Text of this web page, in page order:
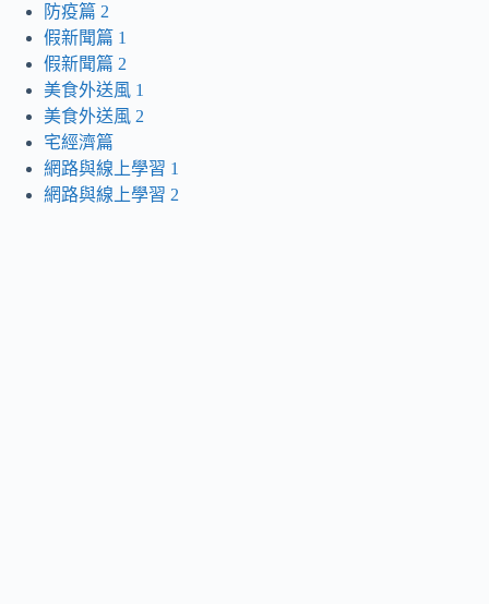
防疫篇 2
假新聞篇 1
假新聞篇 2
美食外送風 1
美食外送風 2
宅經濟篇
網路與線上學習 1
網路與線上學習 2